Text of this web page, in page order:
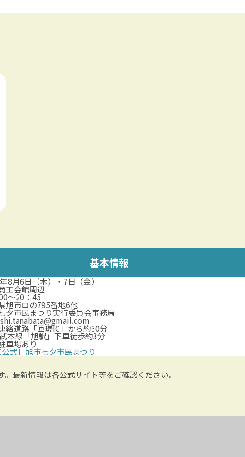
基本情報
8月6日（木）・7日（金）
工会館周辺
～20：45
旭市ロの795番地6他
夕市民まつり実行委員会事務局
絡道路「匝瑳IC」から約30分
本線「旭駅」下車徒歩約3分
車場あり
公式】旭市七夕市民まつり
最新情報は各公式サイト等をご確認ください。